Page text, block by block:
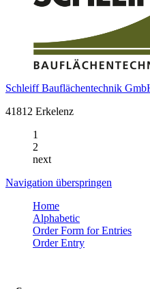
Schleiff Bauflächentechnik
41812 Erkelenz
1
2
next
Navigation überspringen
Home
Alphabetic
Order Form for Entries
Order Entry